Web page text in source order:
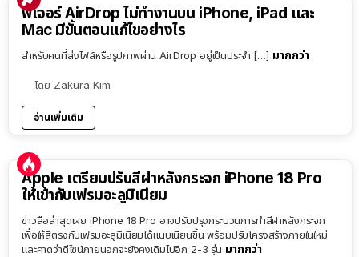
ฟีเจอร์ AirDrop ไม่ทำงานบน iPhone, iPad และ
Mac มีขั้นตอนแก้ไขอย่างไร
สำหรับคนที่ส่งไฟล์หรือรูปภาพผ่าน AirDrop อยู่เป็นประจำ […] มากกว่า
โดย Zakura Kim
อ่านเพิ่มเติม
Apple เตรียมปรับสีฝาหลังกระจก iPhone 18 Pro
ให้เข้ากับเฟรมอะลูมิเนียม
ข่าวลือล่าสุดเผย iPhone 18 Pro อาจปรับปรุงกระบวนการทำสีฝาหลังกระจก
เพื่อให้สีตรงกับเฟรมอะลูมิเนียมได้แนบเนียนขึ้น พร้อมปรับโครงสร้างภายในใหม่
และคาดว่าดีไซน์ภายนอกจะยังคงเดิมไปอีก 2-3 รุ่น มากกว่า